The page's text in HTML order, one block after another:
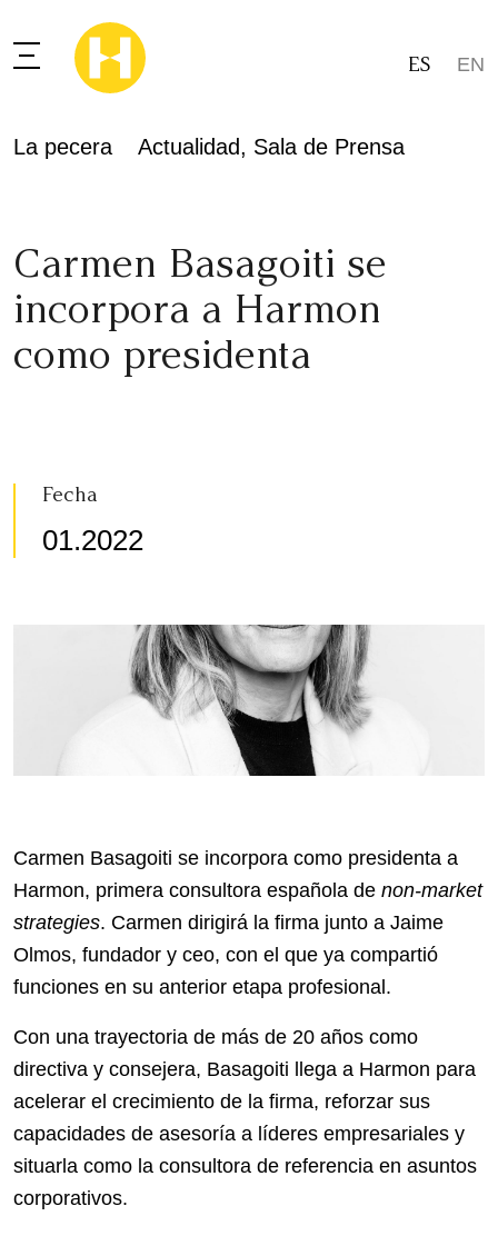
ES EN
La pecera Actualidad, Sala de Prensa
Fecha
01.2022
Carmen Basagoiti se
incorpora a Harmon
como presidenta
Carmen Basagoiti se incorpora como presidenta a
Harmon, primera consultora española de non-market
strategies. Carmen dirigirá la firma junto a Jaime
Olmos, fundador y ceo, con el que ya compartió
funciones en su anterior etapa profesional.
Con una trayectoria de más de 20 años como
directiva y consejera, Basagoiti llega a Harmon para
acelerar el crecimiento de la firma, reforzar sus
capacidades de asesoría a líderes empresariales y
situarla como la consultora de referencia en asuntos
corporativos.